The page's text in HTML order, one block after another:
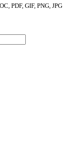
PDF, GIF, PNG, JPG